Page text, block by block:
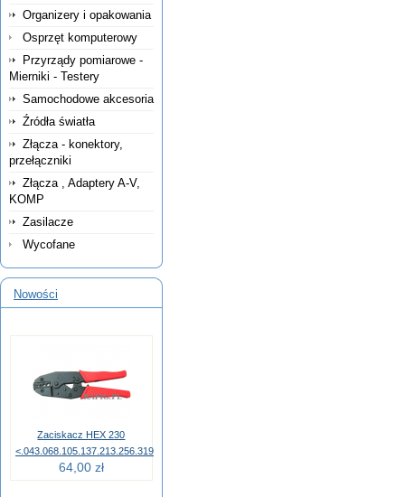
Organizery i opakowania
Osprzęt komputerowy
Przyrządy pomiarowe -
Mierniki - Testery
Samochodowe akcesoria
Źródła światła
Złącza - konektory,
przełączniki
Złącza , Adaptery A-V,
KOMP
Zasilacze
Wycofane
Nowości
Zaciskacz HEX 230
<.043.068.105.137.213.256.319
64,00 zł